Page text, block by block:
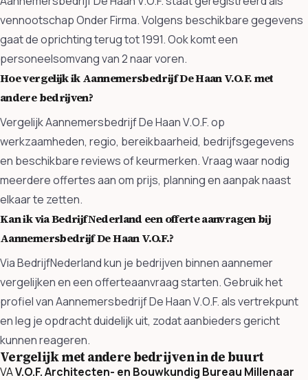
vennootschap Onder Firma. Volgens beschikbare gegevens
gaat de oprichting terug tot 1991. Ook komt een
personeelsomvang van 2 naar voren.
Hoe vergelijk ik Aannemersbedrijf De Haan V.O.F. met
andere bedrijven?
Vergelijk Aannemersbedrijf De Haan V.O.F. op
werkzaamheden, regio, bereikbaarheid, bedrijfsgegevens
en beschikbare reviews of keurmerken. Vraag waar nodig
meerdere offertes aan om prijs, planning en aanpak naast
elkaar te zetten.
Kan ik via BedrijfNederland een offerte aanvragen bij
Aannemersbedrijf De Haan V.O.F.?
Via BedrijfNederland kun je bedrijven binnen aannemer
vergelijken en een offerteaanvraag starten. Gebruik het
profiel van Aannemersbedrijf De Haan V.O.F. als vertrekpunt
en leg je opdracht duidelijk uit, zodat aanbieders gericht
kunnen reageren.
Vergelijk met andere bedrijven in de buurt
VAV.O.F. Architecten- en Bouwkundig Bureau Millenaar